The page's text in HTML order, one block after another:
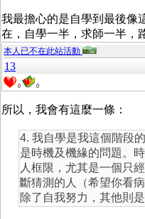
我最擔心的是自學到最後像
在，自學一半，求師一半，
本人已不在此站活動
13
0 0
所以，我會有這麼一條：
4. 我自學是我這個階段
是時機及機緣的問題。
人框限，尤其是一個只
斷猜測的人（希望你看
除了自我努力，其他則是